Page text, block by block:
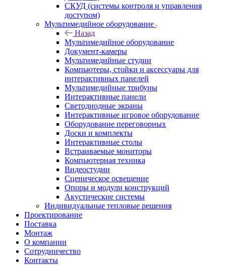
СКУД (системы контроля и управления
доступом)
Мультимедийное оборудование
Назад
Мультимедийное оборудование
Документ-камеры
Мультимедийные студии
Компьютеры, стойки и аксессуары для
интерактивных панелей
Мультимедийные трибуны
Интерактивные панели
Светодиодные экраны
Интерактивные игровое оборудование
Оборудование переговорных
Доски и комплекты
Интерактивные столы
Встраиваемые мониторы
Компьютерная техника
Видеостудии
Cценическое освещение
Опоры и модули конструкций
Акустические системы
Индивидуальные тепловые решения
Проектирование
Поставка
Монтаж
О компании
Сотрудничество
Контакты